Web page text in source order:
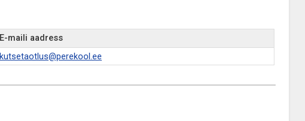
E-maili aadress
kutsetaotlus@perekool.ee